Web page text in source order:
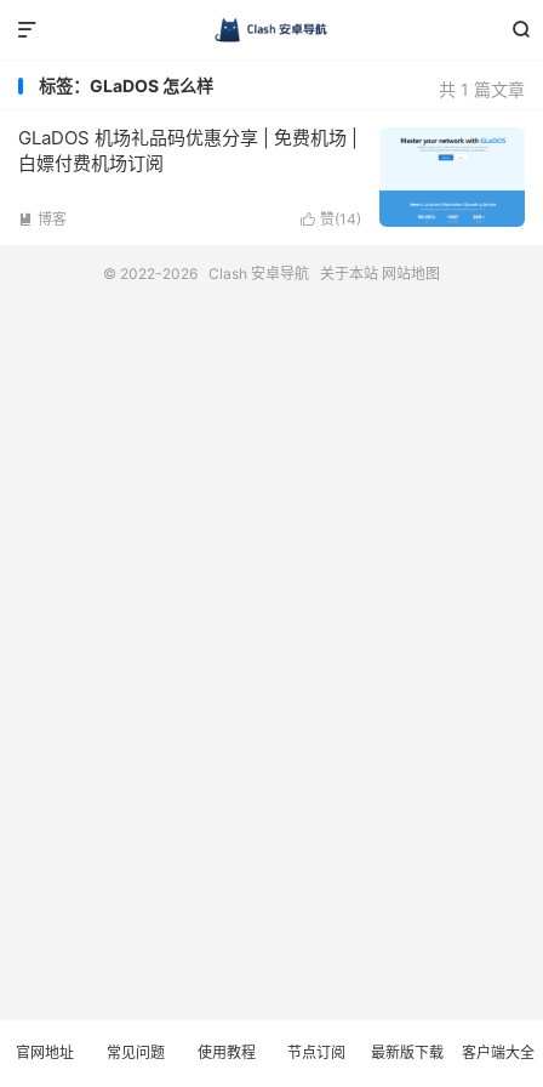


共 1 篇文章
标签：GLaDOS 怎么样
GLaDOS 机场礼品码优惠分享 | 免费机场 |
白嫖付费机场订阅
 赞(14)
 博客
© 2022-2026 Clash 安卓导航 关于本站 网站地图
官网地址 常见问题 使用教程 节点订阅 最新版下载 客户端大全